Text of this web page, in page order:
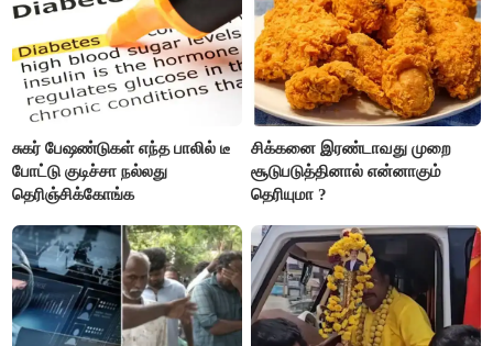
சுகர் பேஷண்டுகள் எந்த பாலில் டீ
போட்டு குடிச்சா நல்லது
தெரிஞ்சிக்கோங்க
சிக்கனை இரண்டாவது முறை
சூடுபடுத்தினால் என்னாகும்
தெரியுமா ?